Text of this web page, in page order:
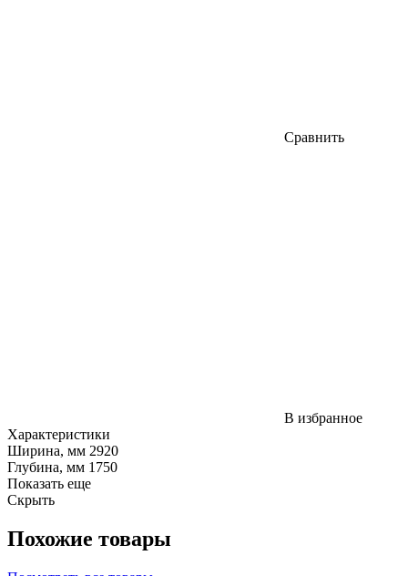
Сравнить
В избранное
Характеристики
Ширина, мм 2920
Глубина, мм 1750
Показать еще
Скрыть
Похожие товары